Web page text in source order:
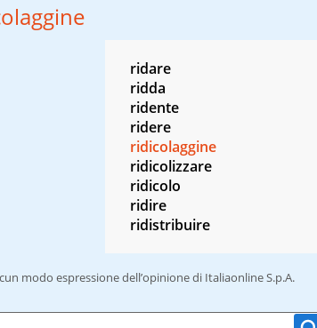
ridare
ridda
ridente
ridere
ridicolaggine
ridicolizzare
ridicolo
ridire
ridistribuire
modo espressione dell’opinione di Italiaonline S.p.A.